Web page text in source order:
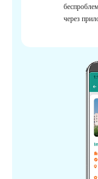
через